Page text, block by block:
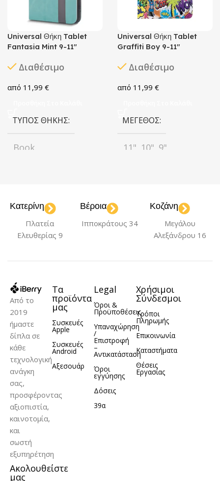
Universal Θήκη Tablet
Fantasia Mint 9-11″
Διαθέσιμο
11,99 €
ΤΎΠΟΣ ΘΉΚΗΣ
Book
ΜΈΓΕΘΟΣ
11",10",9"
Universal Θήκη Tablet
Graffiti Boy 9-11″
Διαθέσιμο
11,99 €
ΜΈΓΕΘΟΣ
11" 10" 9"
Κατερίνη
Πλατεία
Ελευθερίας 9
Βέροια
Ιπποκράτους 34
Κοζάνη
Μεγάλου
Αλεξάνδρου 16
Από το
2019
ήμαστε
δίπλα σε
κάθε
τεχνολογική
ανάγκη
σας,
προσφέροντας
αξιοπιστία,
καινοτομία,
και
σωστή
εξυπηρέτηση
Ακολουθείστε
μας
Τα
προϊόντα
μας
Συσκευές
Apple
Συσκευές
Android
Αξεσουάρ
Legal
Όροι &
Προϋποθέσεις
Υπαναχώρηση
/
Επιστροφή
–
Αντικατάσταση
Όροι
εγγύησης
Δόσεις
39α
Χρήσιμοι
Σύνδεσμοι
Τρόποι
Πληρωμής
Επικοινωνία
Καταστήματα
Θέσεις
Εργασίας